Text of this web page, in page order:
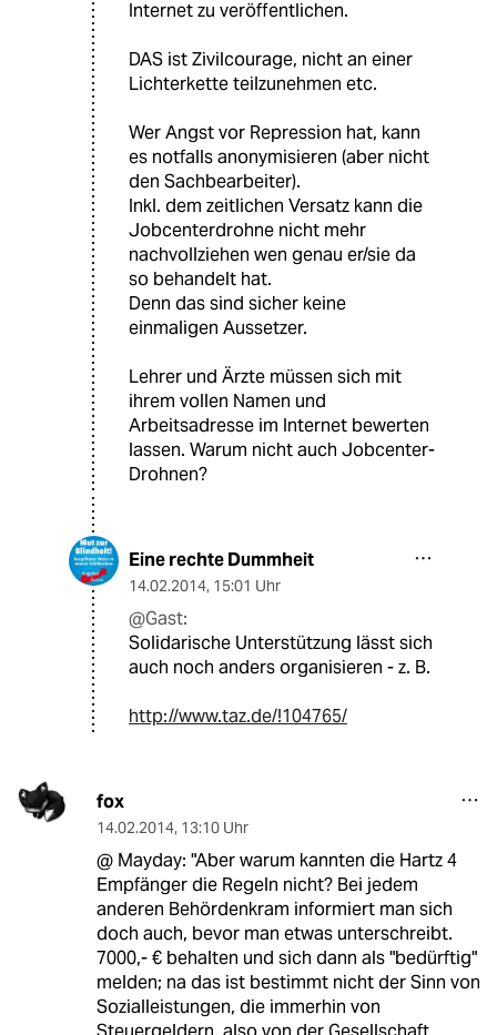
Internet zu veröffentlichen.
DAS ist Zivilcourage, nicht an einer
Lichterkette teilzunehmen etc.
Wer Angst vor Repression hat, kann
es notfalls anonymisieren (aber nicht
den Sachbearbeiter).
Inkl. dem zeitlichen Versatz kann die
Jobcenterdrohne nicht mehr
nachvollziehen wen genau er/sie da
so behandelt hat.
Denn das sind sicher keine
einmaligen Aussetzer.
Lehrer und Ärzte müssen sich mit
ihrem vollen Namen und
Arbeitsadresse im Internet bewerten
lassen. Warum nicht auch Jobcenter-
Drohnen?
Eine rechte Dummheit
14.02.2014, 15:01 Uhr
@Gast:
Solidarische Unterstützung lässt sich
auch noch anders organisieren - z. B.
http://www.taz.de/!104765/
fox
14.02.2014, 13:10 Uhr
@ Mayday: "Aber warum kannten die Hartz 4
Empfänger die Regeln nicht? Bei jedem
anderen Behördenkram informiert man sich
doch auch, bevor man etwas unterschreibt.
7000,- € behalten und sich dann als "bedürftig"
melden; na das ist bestimmt nicht der Sinn von
Sozialleistungen, die immerhin von